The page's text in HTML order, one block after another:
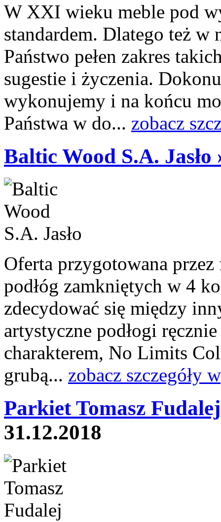
W XXI wieku meble pod
standardem. Dlatego też w
Państwo pełen zakres
sugestie i życzenia.
wykonujemy i na końcu
Państwa w do... zobacz
Baltic Wood S.A. Jasło
Oferta przygotowana
podłóg zamkniętych w 4
zdecydować się między
artystyczne podłogi
charakterem, No Limits
grubą... zobacz szczegóły
Parkiet Tomasz
31.12.2018